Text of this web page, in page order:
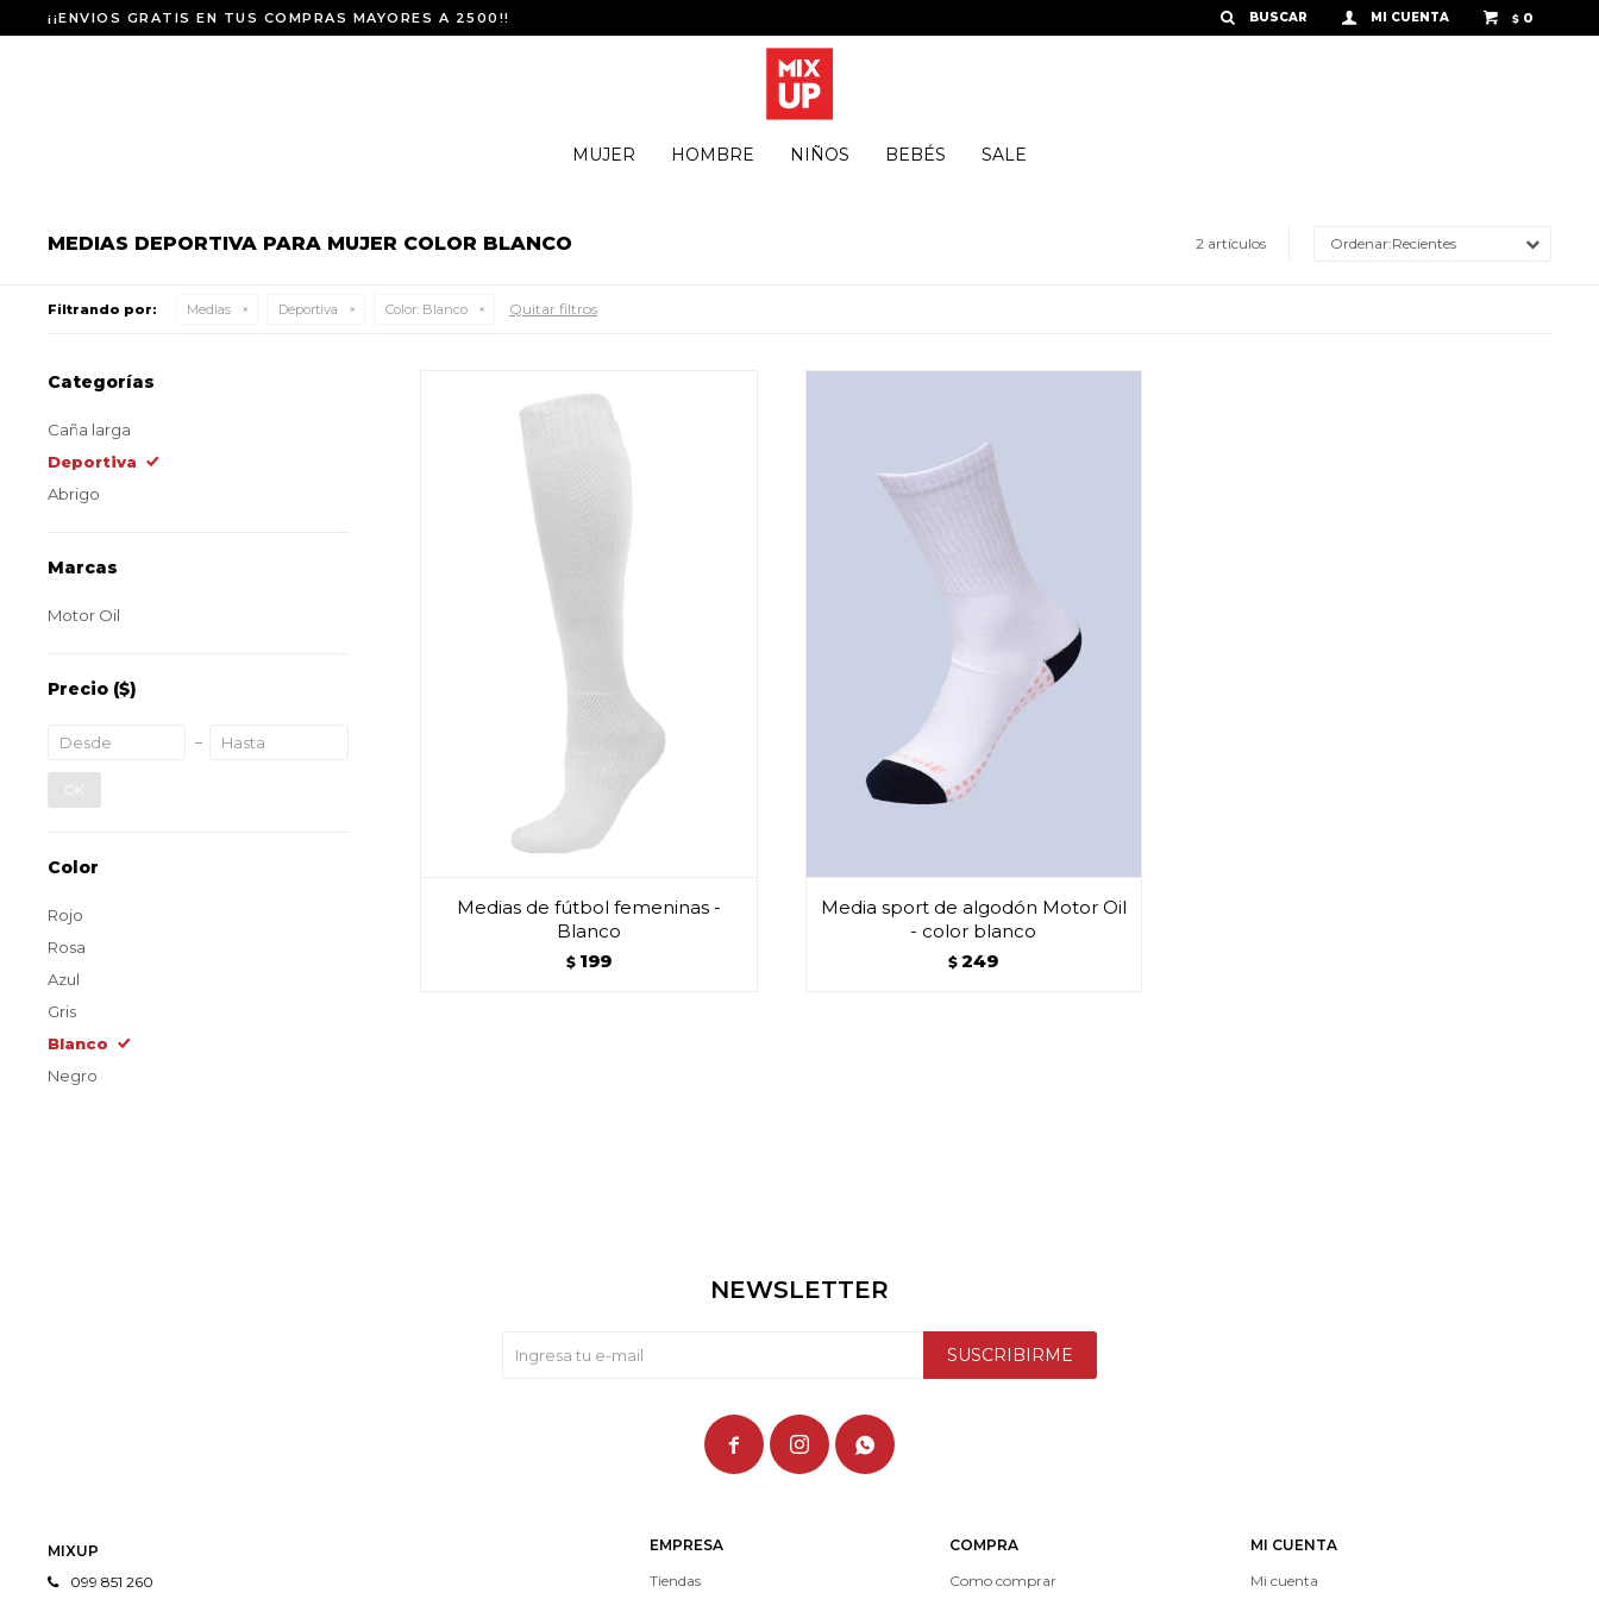
MUJER HOMBRE NIÑOS BEBÉS SALE
$ 0
¡¡ENVIOS GRATIS EN TUS COMPRAS MAYORES A 2500!!
MEDIAS DEPORTIVA PARA MUJER COLOR BLANCO 2 artículos Recientes
Filtrando por: Medias Deportiva Color: Blanco Quitar filtros
Medias de fútbol femeninas -
Blanco
$ 199
Media sport de algodón Motor Oil
- color blanco
$ 249
Categorías
Caña larga
Deportiva
Abrigo
Marcas
Motor Oil
Precio ($)
OK
Color
Rojo
Rosa
Azul
Gris
Blanco
Negro
MIXUP
099 851 260
EMPRESA
Tiendas
COMPRA
Como comprar
MI CUENTA
Mi cuenta
NEWSLETTER
SUSCRIBIRME
  